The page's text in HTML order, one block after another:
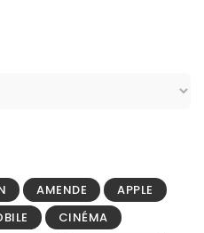
AMENDE
APPLE
CINÉMA